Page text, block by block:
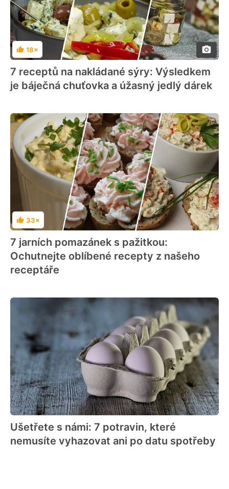
Hodnocení
18×
7 receptů na nakládané sýry: Výsledkem
je báječná chuťovka a úžasný jedlý dárek
Hodnocení
33×
7 jarních pomazánek s pažitkou:
Ochutnejte oblíbené recepty z našeho
receptáře
Ušetřete s námi: 7 potravin, které
nemusíte vyhazovat ani po datu spotřeby